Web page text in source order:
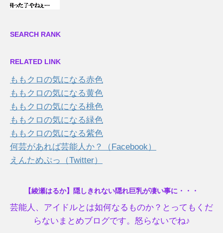
SEARCH RANK
RELATED LINK
ももクロの気になる赤色
ももクロの気になる黄色
ももクロの気になる桃色
ももクロの気になる緑色
ももクロの気になる紫色
何芸があれば芸能人か？（Facebook）
えんためぷっ（Twitter）
【綾瀬はるか】隠しきれない隠れ巨乳が凄い事に・・・
芸能人、アイドルとは如何なるものか？とってもくだ
らないまとめブログです。怒らないでね♪